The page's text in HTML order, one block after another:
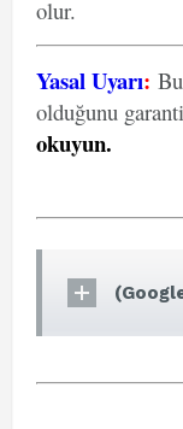
olur.
Yasal Uyarı:
olduğunu
okuyun.